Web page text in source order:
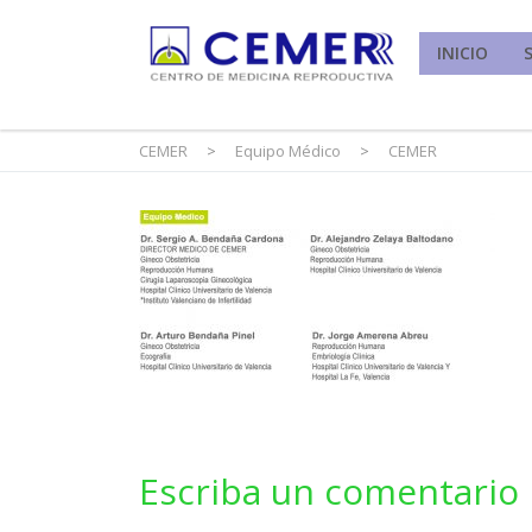
INICIO
CEMER > Equipo Médico > CEMER
Escriba un comentario